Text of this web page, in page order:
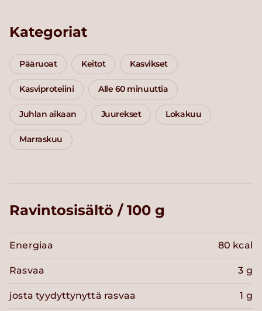
Kategoriat
Pääruoat Keitot Kasvikset
Kasviproteiini Alle 60 minuuttia
Juhlan aikaan Juurekset Lokakuu
Marraskuu
Ravintosisältö / 100 g
Energiaa 80 kcal
Rasvaa 3 g
josta tyydyttynyttä rasvaa 1 g